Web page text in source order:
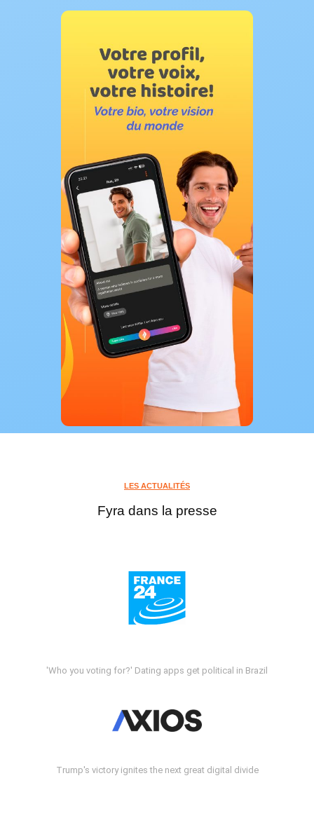
LES ACTUALITÉS
Fyra dans la presse
'Who you voting for?' Dating apps get political in Brazil
Trump's victory ignites the next great digital divide